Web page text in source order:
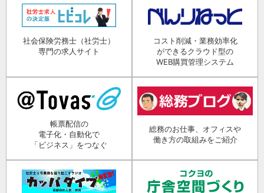
社会保険労務士（社労士）
専門の求人サイト
コスト削減・業務効率化
ができるクラウド型の
WEB購買管理システム
帳票配信の
電子化・自動化で
「ビジネス」をつなぐ
総務のお仕事、オフィスや
働き方の取組みをご紹介